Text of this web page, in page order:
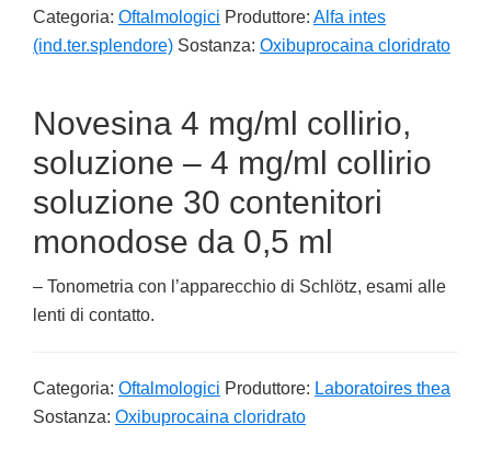
Categoria: Oftalmologici Produttore: Alfa intes
(ind.ter.splendore) Sostanza: Oxibuprocaina cloridrato
Novesina 4 mg/ml collirio,
soluzione – 4 mg/ml collirio
soluzione 30 contenitori
monodose da 0,5 ml
– Tonometria con l’apparecchio di Schlötz, esami alle
lenti di contatto.
Categoria: Oftalmologici Produttore: Laboratoires thea
Sostanza: Oxibuprocaina cloridrato